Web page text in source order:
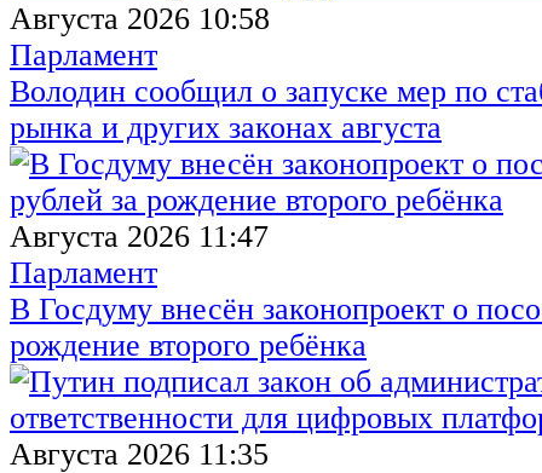
Августа 2026 10:58
Парламент
Володин сообщил о запуске мер по
рынка и других законах августа
Августа 2026 11:47
Парламент
В Госдуму внесён законопроект о
рождение второго ребёнка
Августа 2026 11:35